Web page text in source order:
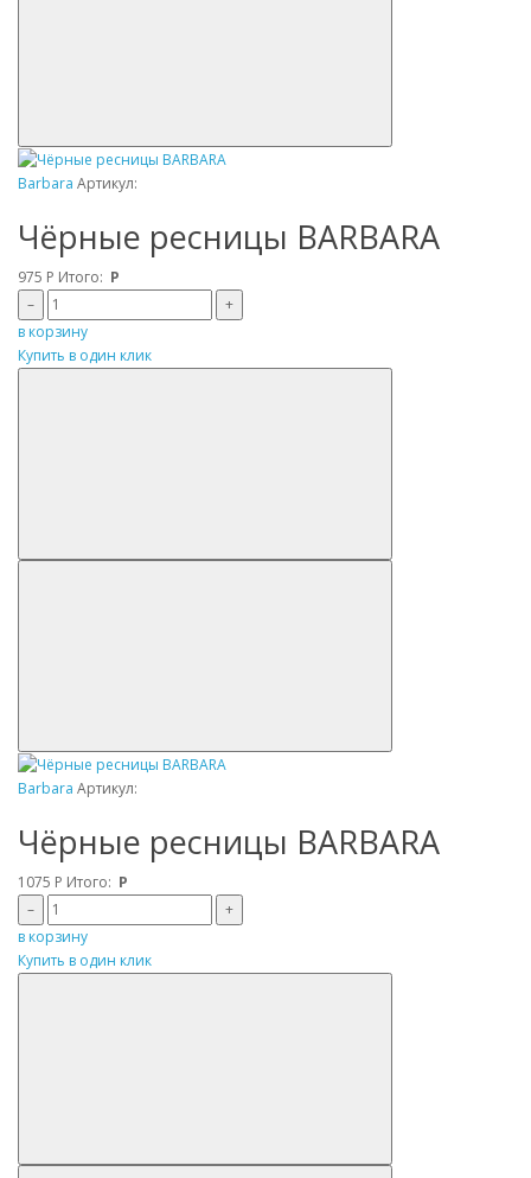
Barbara Артикул:
Чёрные ресницы BARBARA
975 Р Итого: Р
–
+
в корзину
Купить в один клик
Barbara Артикул:
Чёрные ресницы BARBARA
1075 Р Итого: Р
–
+
в корзину
Купить в один клик